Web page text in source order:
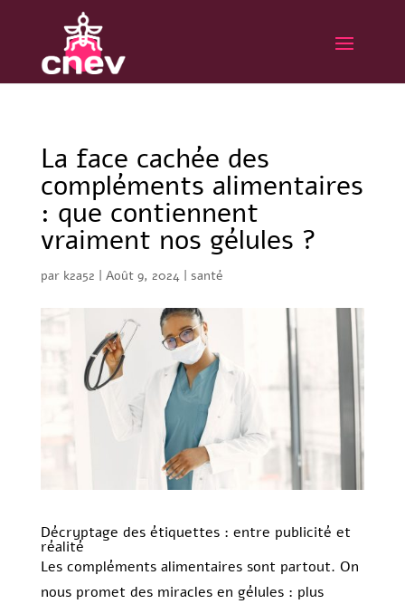
La face cachée des
compléments alimentaires
: que contiennent
vraiment nos gélules ?
par k2a52 | Août 9, 2024| santé
Décryptage des étiquettes : entre publicité et
réalité
Les compléments alimentaires sont partout. On
nous promet des miracles en gélules : plus